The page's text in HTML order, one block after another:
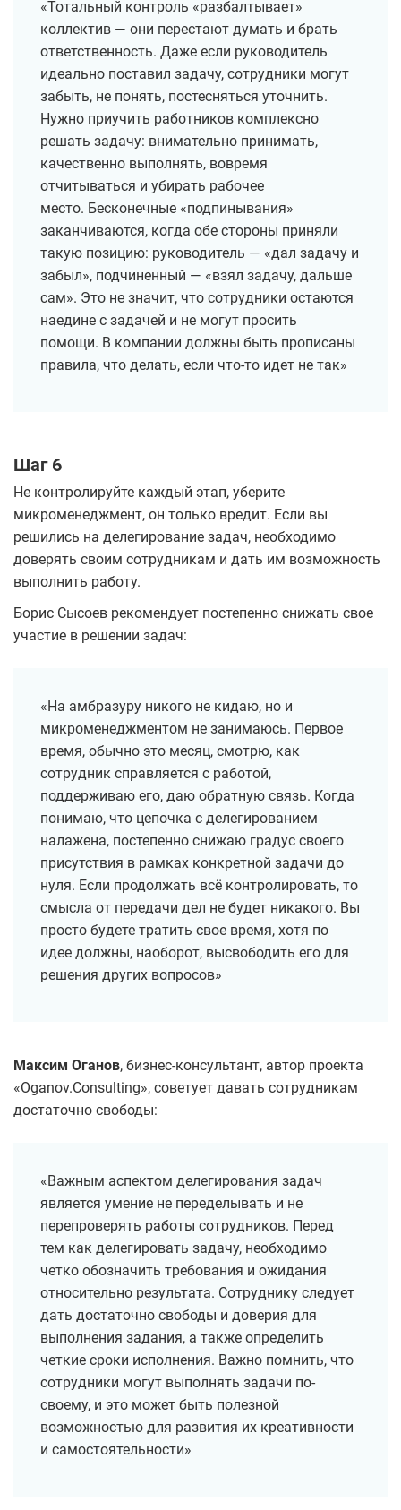
«Тотальный контроль «разбалтывает»
коллектив — они перестают думать и брать
ответственность. Даже если руководитель
идеально поставил задачу, сотрудники могут
забыть, не понять, постесняться уточнить.
Нужно приучить работников комплексно
решать задачу: внимательно принимать,
качественно выполнять, вовремя
отчитываться и убирать рабочее
место. Бесконечные «подпинывания»
заканчиваются, когда обе стороны приняли
такую позицию: руководитель — «дал задачу и
забыл», подчиненный — «взял задачу, дальше
сам». Это не значит, что сотрудники остаются
наедине с задачей и не могут просить
помощи. В компании должны быть прописаны
правила, что делать, если что-то идет не так»
Шаг 6
Не контролируйте каждый этап, уберите
микроменеджмент, он только вредит. Если вы
решились на делегирование задач, необходимо
доверять своим сотрудникам и дать им возможность
выполнить работу.
Борис Сысоев рекомендует постепенно снижать свое
участие в решении задач:
«На амбразуру никого не кидаю, но и
микроменеджментом не занимаюсь. Первое
время, обычно это месяц, смотрю, как
сотрудник справляется с работой,
поддерживаю его, даю обратную связь. Когда
понимаю, что цепочка с делегированием
налажена, постепенно снижаю градус своего
присутствия в рамках конкретной задачи до
нуля. Если продолжать всё контролировать, то
смысла от передачи дел не будет никакого. Вы
просто будете тратить свое время, хотя по
идее должны, наоборот, высвободить его для
решения других вопросов»
Максим Оганов, бизнес-консультант, автор проекта
«Oganov.Consulting», советует давать сотрудникам
достаточно свободы:
«Важным аспектом делегирования задач
является умение не переделывать и не
перепроверять работы сотрудников. Перед
тем как делегировать задачу, необходимо
четко обозначить требования и ожидания
относительно результата. Сотруднику следует
дать достаточно свободы и доверия для
выполнения задания, а также определить
четкие сроки исполнения. Важно помнить, что
сотрудники могут выполнять задачи по-
своему, и это может быть полезной
возможностью для развития их креативности
и самостоятельности»